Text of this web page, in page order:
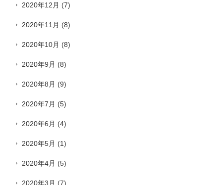
2020年12月 (7)
2020年11月 (8)
2020年10月 (8)
2020年9月 (8)
2020年8月 (9)
2020年7月 (5)
2020年6月 (4)
2020年5月 (1)
2020年4月 (5)
2020年3月 (7)